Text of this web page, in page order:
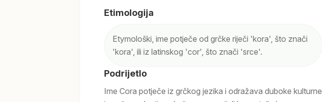
Etimologija
Etymološki, ime potječe od grčke riječi 'kora', što znači
'kora', ili iz latinskog 'cor', što znači 'srce'.
Podrijetlo
Ime Cora potječe iz grčkog jezika i odražava duboke kulturne